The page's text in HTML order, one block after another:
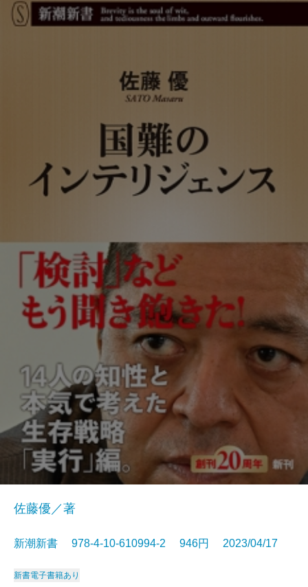
佐藤優／著
新潮新書 978-4-10-610994-2 946円 2023/04/17
新書電子書籍あり